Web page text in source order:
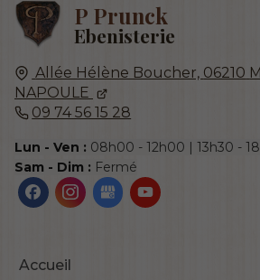
P Prunck
Ebenisterie
Allée Hélène Boucher, 06210
NAPOULE
09 74 56 15 28
Lun - Ven : 08h00 - 12h00 | 13h30 -
Sam - Dim : Fermé
Accueil